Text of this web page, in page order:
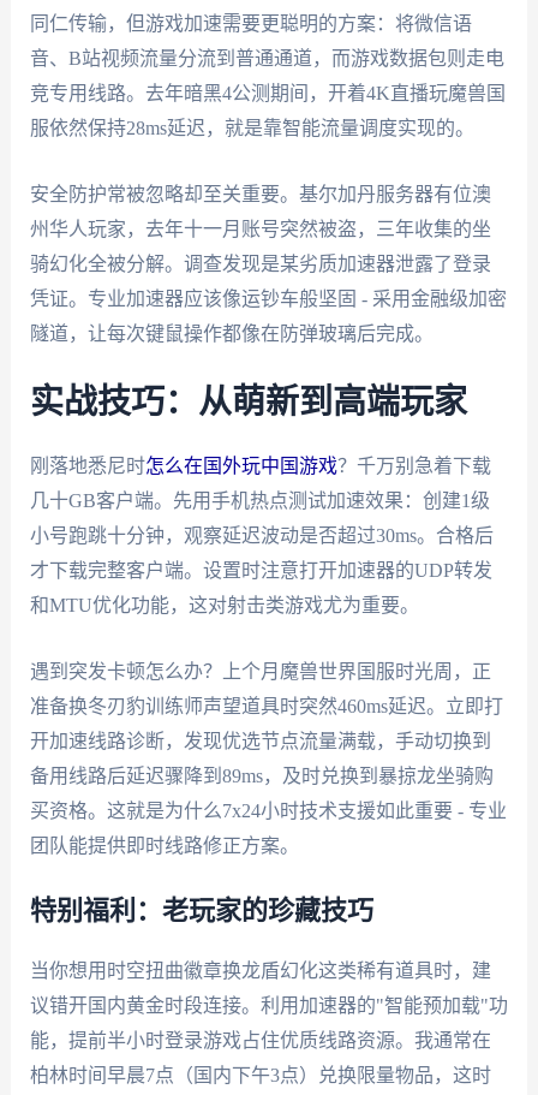
同仁传输，但游戏加速需要更聪明的方案：将微信语
音、B站视频流量分流到普通通道，而游戏数据包则走电
竞专用线路。去年暗黑4公测期间，开着4K直播玩魔兽国
服依然保持28ms延迟，就是靠智能流量调度实现的。
安全防护常被忽略却至关重要。基尔加丹服务器有位澳
州华人玩家，去年十一月账号突然被盗，三年收集的坐
骑幻化全被分解。调查发现是某劣质加速器泄露了登录
凭证。专业加速器应该像运钞车般坚固 - 采用金融级加密
隧道，让每次键鼠操作都像在防弹玻璃后完成。
实战技巧：从萌新到高端玩家
刚落地悉尼时怎么在国外玩中国游戏？千万别急着下载
几十GB客户端。先用手机热点测试加速效果：创建1级
小号跑跳十分钟，观察延迟波动是否超过30ms。合格后
才下载完整客户端。设置时注意打开加速器的UDP转发
和MTU优化功能，这对射击类游戏尤为重要。
遇到突发卡顿怎么办？上个月魔兽世界国服时光周，正
准备换冬刃豹训练师声望道具时突然460ms延迟。立即打
开加速线路诊断，发现优选节点流量满载，手动切换到
备用线路后延迟骤降到89ms，及时兑换到暴掠龙坐骑购
买资格。这就是为什么7x24小时技术支援如此重要 - 专业
团队能提供即时线路修正方案。
特别福利：老玩家的珍藏技巧
当你想用时空扭曲徽章换龙盾幻化这类稀有道具时，建
议错开国内黄金时段连接。利用加速器的"智能预加载"功
能，提前半小时登录游戏占住优质线路资源。我通常在
柏林时间早晨7点（国内下午3点）兑换限量物品，这时